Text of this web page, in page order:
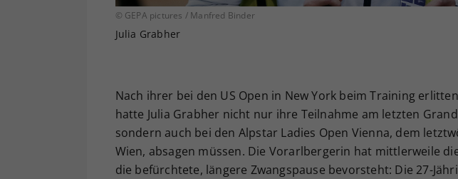
© GEPA pictures / Manfred Binder
Julia Grabher
Nach ihrer bei den US Open in New York beim Training
hatte Julia Grabher nicht nur ihre Teilnahme am letzten
sondern auch bei den Alpstar Ladies Open Vienna, dem
Wien, absagen müssen. Die Vorarlbergerin hat mittlerweile
die befürchtete, längere Zwangspause bevorsteht: Die 27-